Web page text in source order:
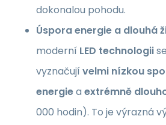
dokonalou pohodu.
Úspora energie a dlouhá
moderní LED technologii
vyznačují velmi nízkou
energiea extrémně
000 hodin). To je výrazná